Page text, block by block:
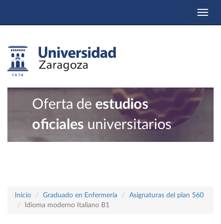
Oferta de estudios
oficiales universitarios
Inicio Graduado en Enfermería
Asignaturas del plan 560
Idioma moderno Italiano B1